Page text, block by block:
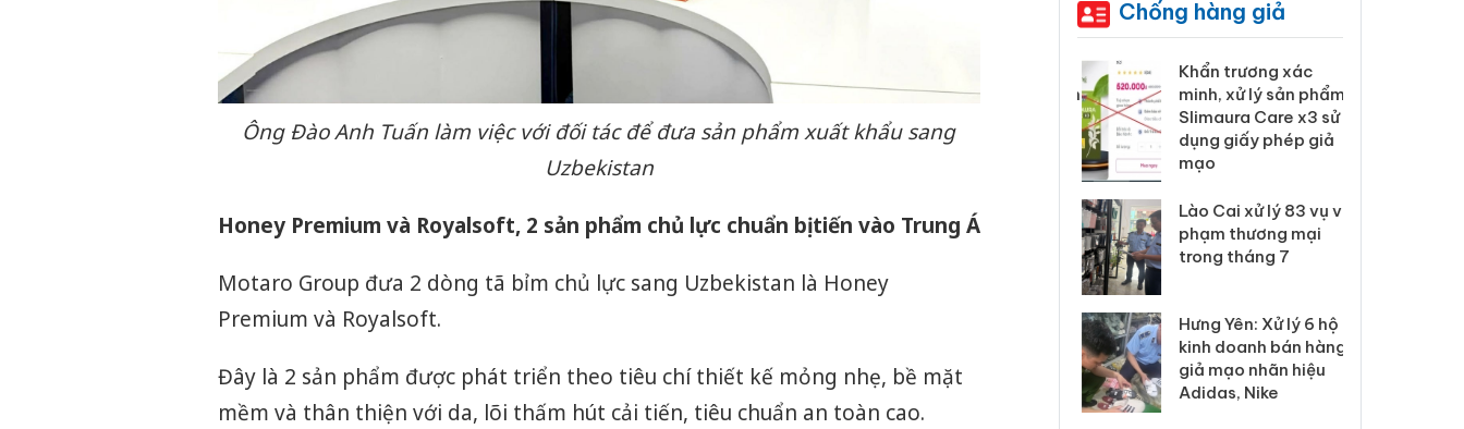
Ông Đào Anh Tuấn làm việc với đối tác để đưa sản phẩm xuất khẩu sang
Uzbekistan
Honey Premium và Royalsoft, 2 sản phẩm chủ lực chuẩn bị tiến vào Trung Á
Motaro Group đưa 2 dòng tã bỉm chủ lực sang Uzbekistan là Honey
Premium và Royalsoft.
Đây là 2 sản phẩm được phát triển theo tiêu chí thiết kế mỏng nhẹ, bề mặt
mềm và thân thiện với da, lõi thấm hút cải tiến, tiêu chuẩn an toàn cao.
Chống hàng giả
công khai hàng ngàn
bảo vệ môi trường
Công an Thanh Hóa
tìm bị hại trong vụ
bán bình sữa
Khẩn trương xác
minh, xử lý sản phẩm
Slimaura Care x3 sử
dụng giấy phép giả
mạo
Lào Cai xử lý 83 vụ vi
phạm thương mại
trong tháng 7
Hưng Yên: Xử lý 6 hộ
kinh doanh bán hàng
giả mạo nhãn hiệu
Adidas, Nike